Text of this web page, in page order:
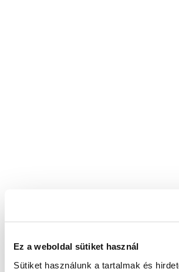
Ez a weboldal sütiket használ
Sütiket használunk a tartalmak és